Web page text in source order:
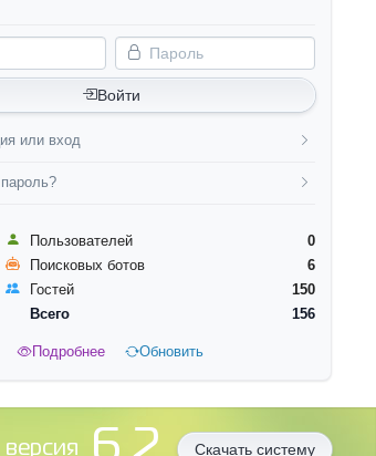
Пароль
Войти
или вход
Пользователей
0
Поисковых ботов
6
Гостей
150
Всего
156
Подробнее Обновить
версия Скачать систему